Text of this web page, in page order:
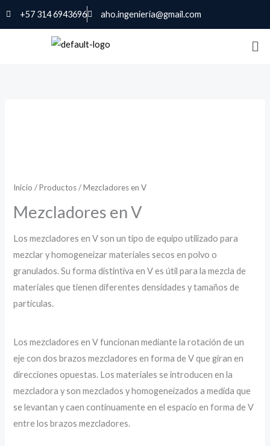
+57 314 6943696 aho.ingenieria@gmail.com
Inicio /Productos/ Mezcladores en V
Mezcladores en V
Los mezcladores en V son un tipo de equipo utilizado para
mezclar y homogeneizar materiales secos en polvo o
granulados. Su forma distintiva en V es útil para la mezcla de
materiales que tienen diferentes densidades y tamaños de
partículas.
Los mezcladores en V funcionan mediante la rotación de un
eje con dos brazos mezcladores en forma de V que giran en
direcciones opuestas. Los materiales se introducen en la
mezcladora y son mezclados y homogeneizados a medida que
se levantan y caen continuamente en el espacio en forma de V
entre los brazos mezcladores.